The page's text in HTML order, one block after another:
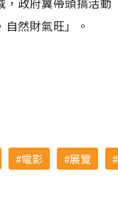
然財氣旺」。
電影 展覽